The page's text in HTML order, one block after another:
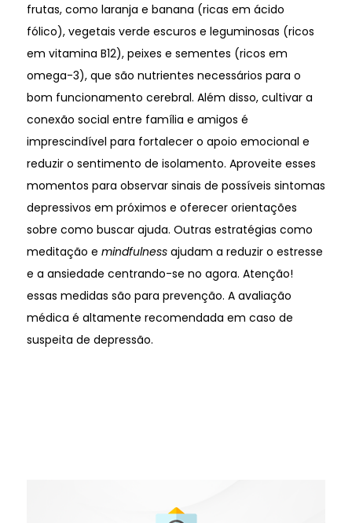
frutas, como laranja e banana (ricas em ácido
fólico), vegetais verde escuros e leguminosas (ricos
em vitamina B12), peixes e sementes (ricos em
omega-3), que são nutrientes necessários para o
bom funcionamento cerebral. Além disso, cultivar a
conexão social entre família e amigos é
imprescindível para fortalecer o apoio emocional e
reduzir o sentimento de isolamento. Aproveite esses
momentos para observar sinais de possíveis sintomas
depressivos em próximos e oferecer orientações
sobre como buscar ajuda. Outras estratégias como
meditação e mindfulnessajudam a reduzir o estresse
e a ansiedade centrando-se no agora. Atenção!
essas medidas são para prevenção. A avaliação
médica é altamente recomendada em caso de
suspeita de depressão.